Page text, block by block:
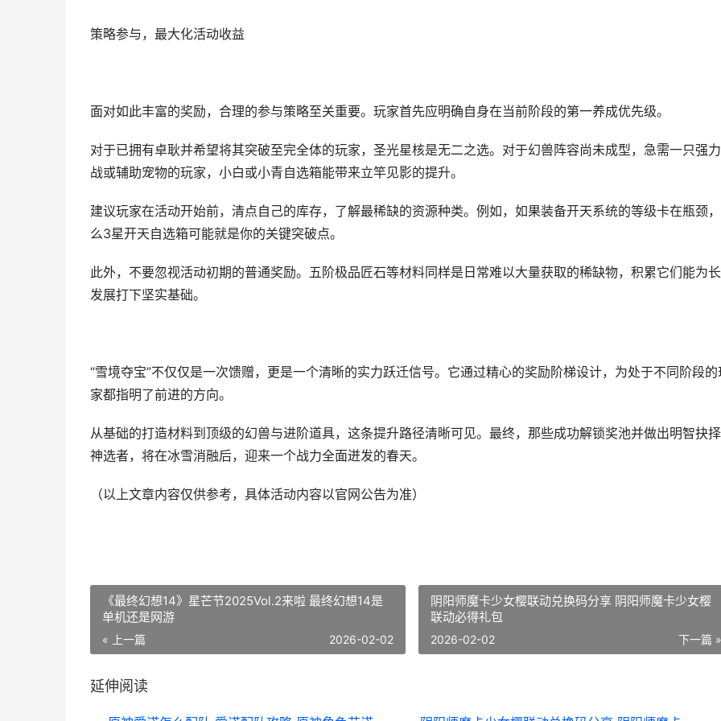
策略参与，最大化活动收益
面对如此丰富的奖励，合理的参与策略至关重要。玩家首先应明确自身在当前阶段的第一养成优先级。
对于已拥有卓耿并希望将其突破至完全体的玩家，圣光星核是无二之选。对于幻兽阵容尚未成型，急需一只强
战或辅助宠物的玩家，小白或小青自选箱能带来立竿见影的提升。
建议玩家在活动开始前，清点自己的库存，了解最稀缺的资源种类。例如，如果装备开天系统的等级卡在瓶颈
么3星开天自选箱可能就是你的关键突破点。
此外，不要忽视活动初期的普通奖励。五阶极品匠石等材料同样是日常难以大量获取的稀缺物，积累它们能为
发展打下坚实基础。
“雪境夺宝”不仅仅是一次馈赠，更是一个清晰的实力跃迁信号。它通过精心的奖励阶梯设计，为处于不同阶段的
家都指明了前进的方向。
从基础的打造材料到顶级的幻兽与进阶道具，这条提升路径清晰可见。最终，那些成功解锁奖池并做出明智抉
神选者，将在冰雪消融后，迎来一个战力全面迸发的春天。
（以上文章内容仅供参考，具体活动内容以官网公告为准）
《最终幻想14》星芒节2025Vol.2来啦 最终幻想14是
单机还是网游
« 上一篇 2026-02-02
阴阳师魔卡少女樱联动兑换码分享 阴阳师魔卡少女樱
联动必得礼包
下一篇 »
2026-02-02
延伸阅读